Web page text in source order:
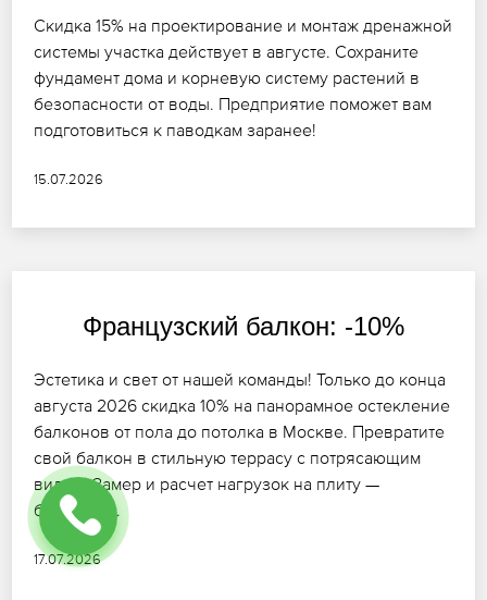
Скидка 15% на проектирование и монтаж дренажной
системы участка действует в августе. Сохраните
фундамент дома и корневую систему растений в
безопасности от воды. Предприятие поможет вам
подготовиться к паводкам заранее!
15.07.2026
Французский балкон: -10%
Эстетика и свет от нашей команды! Только до конца
августа 2026 скидка 10% на панорамное остекление
балконов от пола до потолка в Москве. Превратите
свой балкон в стильную террасу с потрясающим
видом. Замер и расчет нагрузок на плиту —
бесплатно.
17.07.2026